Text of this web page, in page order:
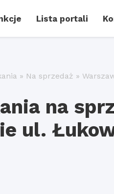
Lista portali
» Na sprzedaż »
na
ul.